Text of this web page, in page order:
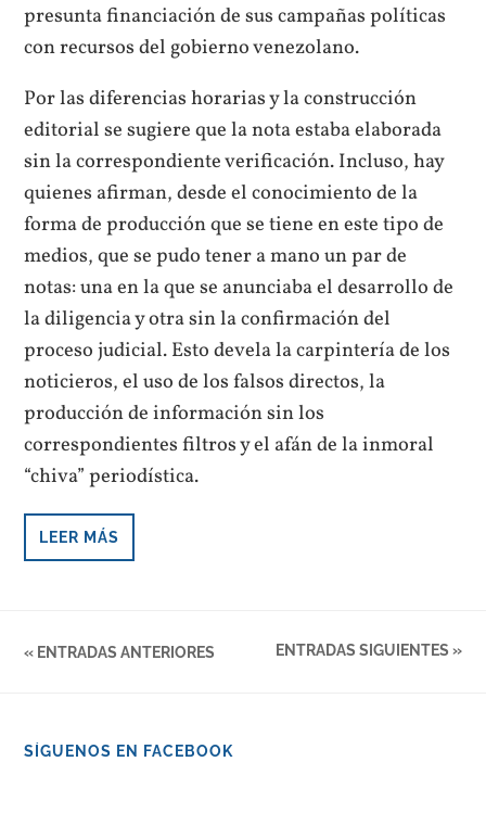
presunta financiación de sus campañas políticas
con recursos del gobierno venezolano.
Por las diferencias horarias y la construcción
editorial se sugiere que la nota estaba elaborada
sin la correspondiente verificación. Incluso, hay
quienes afirman, desde el conocimiento de la
forma de producción que se tiene en este tipo de
medios, que se pudo tener a mano un par de
notas: una en la que se anunciaba el desarrollo de
la diligencia y otra sin la confirmación del
proceso judicial. Esto devela la carpintería de los
noticieros, el uso de los falsos directos, la
producción de información sin los
correspondientes filtros y el afán de la inmoral
“chiva” periodística.
LEER MÁS
« ENTRADAS ANTERIORES ENTRADAS SIGUIENTES »
SÍGUENOS EN FACEBOOK